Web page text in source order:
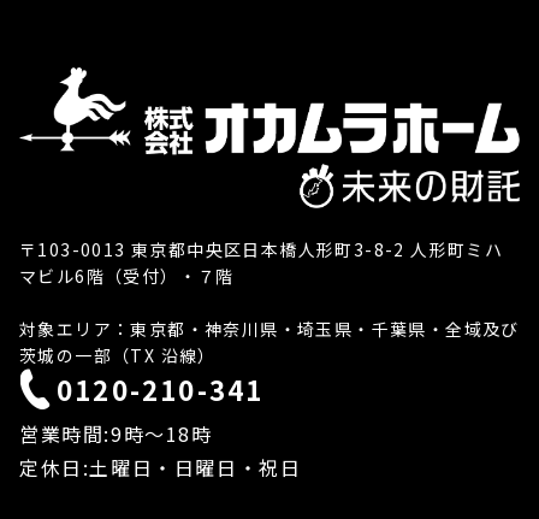
〒103-0013 東京都中央区日本橋人形町3-8-2 人形町ミハ
マビル6階（受付）・７階
対象エリア：東京都・神奈川県・埼玉県・千葉県・全域及び
茨城の一部（TX 沿線）
0120-210-341
営業時間:9時〜18時
定休日:土曜日・日曜日・祝日